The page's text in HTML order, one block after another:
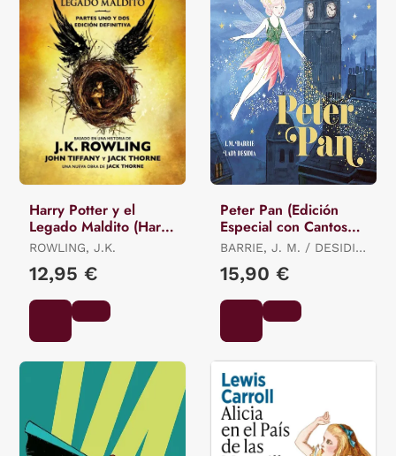
Harry Potter y el
Legado Maldito (Harry
Potter 8)
ROWLING, J.K.
12,95 €
Peter Pan (Edición
Especial con Cantos
Tintados)
BARRIE, J. M. / DESIDIA,
15,90 €